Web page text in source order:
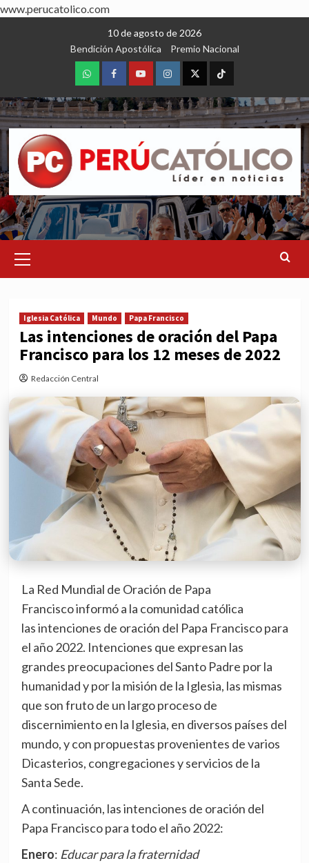
www.perucatolico.com
10 de agosto de 2026
Bendición Apostólica
Premio Nacional
WhatsAppFacebookYoutubeInstagram
X TikTok
Menu
Iglesia Católica Mundo Papa Francisco
Las intenciones de oración del Papa
Francisco para los 12 meses de 2022
Redacción Central
La Red Mundial de Oración de Papa
Francisco informó a la comunidad católica
las intenciones de oración del Papa Francisco para
el año 2022. Intenciones que expresan las
grandes preocupaciones del Santo Padre por la
humanidad y por la misión de la Iglesia, las mismas
que son fruto de un largo proceso de
discernimiento en la Iglesia, en diversos países del
mundo, y con propuestas provenientes de varios
Dicasterios, congregaciones y servicios de la
Santa Sede.
A continuación, las intenciones de oración del
Papa Francisco para todo el año 2022:
Enero: Educar para la fraternidad